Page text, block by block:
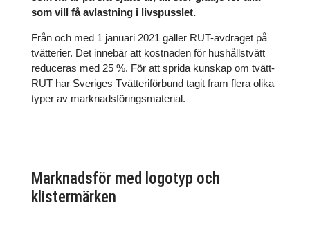
som vill få avlastning i livspusslet.
Från och med 1 januari 2021 gäller RUT-avdraget på
tvätterier. Det innebär att kostnaden för hushållstvätt
reduceras med 25 %. För att sprida kunskap om tvätt-
RUT har Sveriges Tvätteriförbund tagit fram flera olika
typer av marknadsföringsmaterial.
Marknadsför med logotyp och
klistermärken